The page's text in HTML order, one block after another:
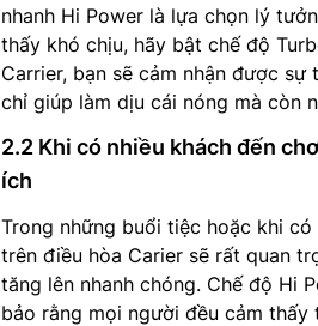
nhanh Hi Power là lựa chọn lý
thấy khó chịu, hãy bật chế độ
Carrier, bạn sẽ cảm nhận được
chỉ giúp làm dịu cái nóng mà còn
2.2 Khi có nhiều khách đến
ích
Trong những buổi tiệc hoặc khi
trên điều hòa Carier sẽ rất quan
tăng lên nhanh chóng. Chế độ Hi
bảo rằng mọi người đều cảm thấy